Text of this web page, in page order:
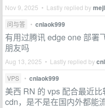
Nov 9, 2025 • Lastly replied by
问与答 • cnlaok999
有用过腾讯 edge one 部署
朋友吗
Aug 13, 2025 • Lastly replied by
VPS • cnlaok999
美西 RN 的 vps 配合最近
cdn，是不是在国内外都能